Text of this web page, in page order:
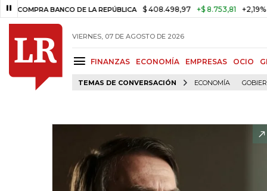
BANCO DE LA REPÚBLICA $ 408.498,97 +$ 8.753,81 +2,19%
VIERNES, 07 DE AGOSTO DE 2026
FINANZAS ECONOMÍA EMPRESAS OCIO
TEMAS DE CONVERSACIÓN ECONOMÍA